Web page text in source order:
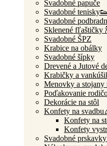
Svadobné papuče
Svadobné tenisky👟
Svadobné
Sklenené fľaštičky
Svadobné ŠPZ
Krabice na obálky
Svadobné šípky
Drevené a Jutové
Krabičky a
Menovky a stojany
Poďakovanie
Dekorácie na stôl
Konfety na
Konfety na
Konfety
Svadobné